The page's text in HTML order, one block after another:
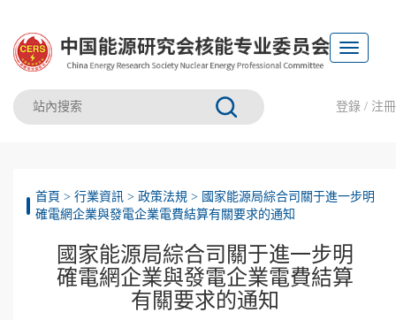
Toggle
navigation
登錄/ 注冊
首頁 > 行業資訊 > 政策法規 > 國家能源局綜合司關于進一步明
確電網企業與發電企業電費結算有關要求的通知
國家能源局綜合司關于進一步明
確電網企業與發電企業電費結算
有關要求的通知